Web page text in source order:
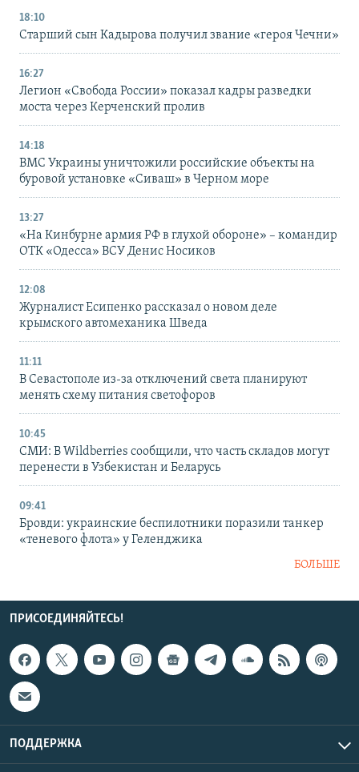
18:10
Старший сын Кадырова получил звание «героя Чечни»
16:27
Легион «Свобода России» показал кадры разведки
моста через Керченский пролив
14:18
ВМС Украины уничтожили российские объекты на
буровой установке «Сиваш» в Черном море
13:27
«На Кинбурне армия РФ в глухой обороне» – командир
ОТК «Одесса» ВСУ Денис Носиков
12:08
Журналист Есипенко рассказал о новом деле
крымского автомеханика Шведа
11:11
В Севастополе из-за отключений света планируют
менять схему питания светофоров
10:45
СМИ: В Wildberries сообщили, что часть складов могут
перенести в Узбекистан и Беларусь
09:41
Бровди: украинские беспилотники поразили танкер
«теневого флота» у Геленджика
БОЛЬШЕ
ПРИСОЕДИНЯЙТЕСЬ!
ПОДДЕРЖКА